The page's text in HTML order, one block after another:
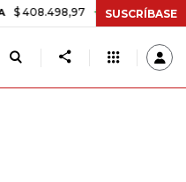
+$ 8.753,81 +2,19%
SUSCRÍBASE